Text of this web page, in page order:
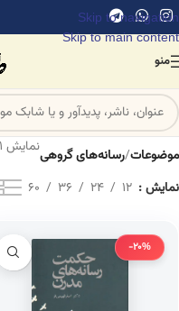
Skip to navigation
Skip to main content
منو
موضوعات/رسانه‌های گروهینمایش 1–20 از 29 نتیجه
نمایش 12
24
36
60
-20%